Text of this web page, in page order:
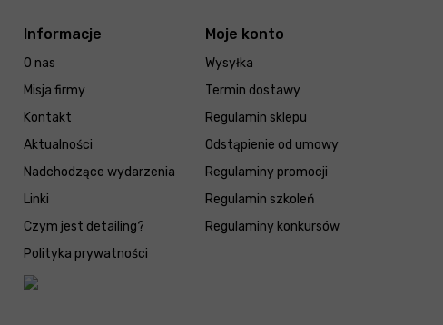
Informacje
O nas
Misja firmy
Kontakt
Aktualności
Nadchodzące wydarzenia
Linki
Czym jest detailing?
Polityka prywatności
Moje konto
Wysyłka
Termin dostawy
Regulamin sklepu
Odstąpienie od umowy
Regulaminy promocji
Regulamin szkoleń
Regulaminy konkursów